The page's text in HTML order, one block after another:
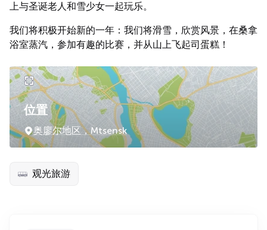
上与圣诞老人和雪少女一起玩乐。
我们将积极开始新的一年：我们将滑雪，欣赏风景，在桑拿
浴室蒸汽，参加有趣的比赛，并从山上飞起司蛋糕！
位置
奥廖尔地区，Mtsensk
观光旅游